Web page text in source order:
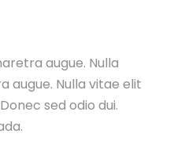
augue. Nulla
augue. Nulla vitae elit
sed odio dui.